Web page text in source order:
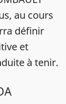
au cours
définir
et
à tenir.